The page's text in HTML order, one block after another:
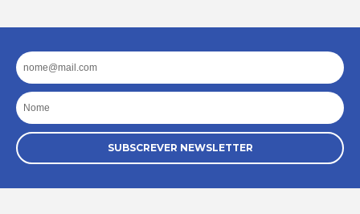
Email
Nome
SUBSCREVER NEWSLETTER